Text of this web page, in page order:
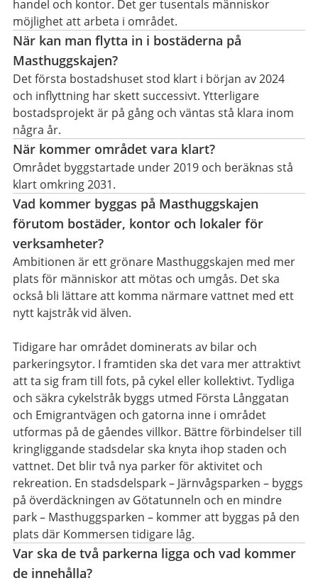
handel och kontor. Det ger tusentals människor
möjlighet att arbeta i området.
När kan man flytta in i bostäderna på
Masthuggskajen?
Det första bostadshuset stod klart i början av 2024
och inflyttning har skett successivt. Ytterligare
bostadsprojekt är på gång och väntas stå klara inom
några år.
När kommer området vara klart?
Området byggstartade under 2019 och beräknas stå
klart omkring 2031.
Vad kommer byggas på Masthuggskajen
förutom bostäder, kontor och lokaler för
verksamheter?
Ambitionen är ett grönare Masthuggskajen med mer
plats för människor att mötas och umgås. Det ska
också bli lättare att komma närmare vattnet med ett
nytt kajstråk vid älven.
Tidigare har området dominerats av bilar och
parkeringsytor. I framtiden ska det vara mer attraktivt
att ta sig fram till fots, på cykel eller kollektivt. Tydliga
och säkra cykelstråk byggs utmed Första Långgatan
och Emigrantvägen och gatorna inne i området
utformas på de gåendes villkor. Bättre förbindelser till
kringliggande stadsdelar ska knyta ihop staden och
vattnet. Det blir två nya parker för aktivitet och
rekreation. En stadsdelspark – Järnvågsparken – byggs
på överdäckningen av Götatunneln och en mindre
park – Masthuggsparken – kommer att byggas på den
plats där Kommersen tidigare låg.
Var ska de två parkerna ligga och vad kommer
de innehålla?